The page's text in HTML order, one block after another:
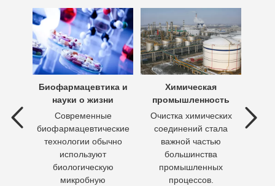
Биофармацевтика и
науки о жизни
Современные
биофармацевтические
технологии обычно
используют
биологическую
микробную
Химическая
промышленность
Очистка химических
соединений стала
важной частью
большинства
промышленных
процессов.